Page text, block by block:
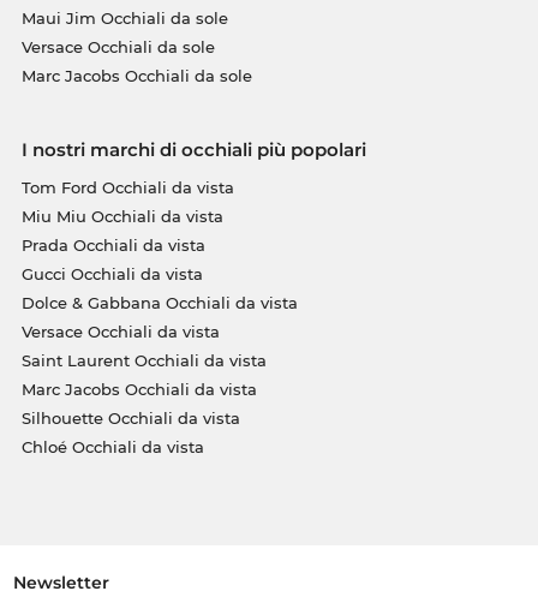
Maui Jim Occhiali da sole
Versace Occhiali da sole
Marc Jacobs Occhiali da sole
I nostri marchi di occhiali più popolari
Tom Ford Occhiali da vista
Miu Miu Occhiali da vista
Prada Occhiali da vista
Gucci Occhiali da vista
Dolce & Gabbana Occhiali da vista
Versace Occhiali da vista
Saint Laurent Occhiali da vista
Marc Jacobs Occhiali da vista
Silhouette Occhiali da vista
Chloé Occhiali da vista
Newsletter